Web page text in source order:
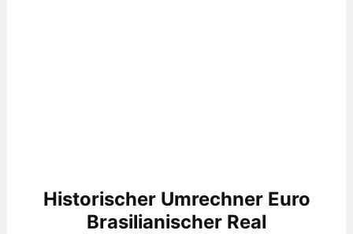
Historischer Umrechner Euro
Brasilianischer Real